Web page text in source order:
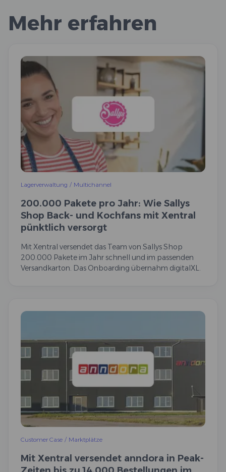
Mehr erfahren
Lagerverwaltung / Multichannel
200.000 Pakete pro Jahr: Wie Sallys
Shop Back- und Kochfans mit Xentral
pünktlich versorgt
Mit Xentral versendet das Team von Sallys Shop
200.000 Pakete im Jahr schnell und im passenden
Versandkarton. Das Onboarding übernahm digitalXL.
Customer Case / Marktplätze
Mit Xentral versendet anndora in Peak-